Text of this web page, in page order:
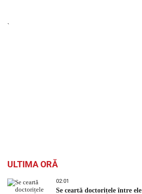
`
ULTIMA ORĂ
02:01
Se ceartă doctorițele între ele